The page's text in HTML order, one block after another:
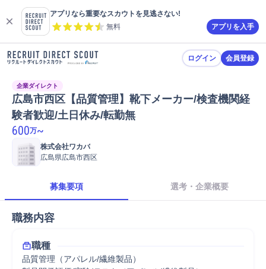
アプリなら重要なスカウトを見逃さない!
無料
アプリを入手
ログイン 会員登録
企業ダイレクト
広島市西区【品質管理】靴下メーカー/検査機関経
験者歓迎/土日休み/転勤無
600万~
株式会社ワカバ
広島県広島市西区
募集要項 選考・企業概要
職務内容
職種
品質管理（アパレル/繊維製品）